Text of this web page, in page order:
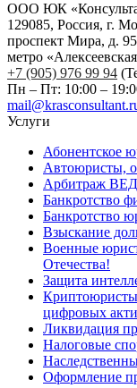
ООО ЮК
129085, Россия, г.
проспект Мира, д.
метро
+7 (905) 976 99 94
Пн – Пт: 10:00 –
Услуги
Абонентское
Автоюристы,
Арбитраж
Банкротство
Банкротство
Взыскание
Военные
Отечества!
Защита
цифровых
Ликвидация
Налоговые
Оформление